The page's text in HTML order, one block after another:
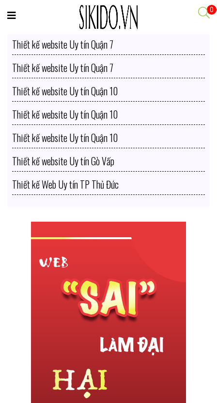
0
Thiết kế website Uy tín Quận 7
Thiết kế website Uy tín Quận 7
Thiết kế website Uy tín Quận 10
Thiết kế website Uy tín Quận 10
Thiết kế website Uy tín Quận 10
Thiết kế website Uy tín Gò Vấp
Thiết kế Web Uy tín TP Thủ Đức